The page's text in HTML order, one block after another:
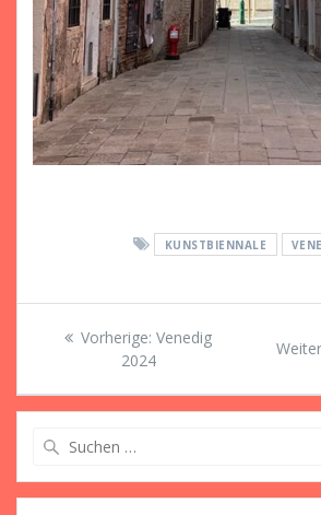
KUNSTBIENNALE
Vorherige: Vorheriger
Beitrag:
Venedig
2024